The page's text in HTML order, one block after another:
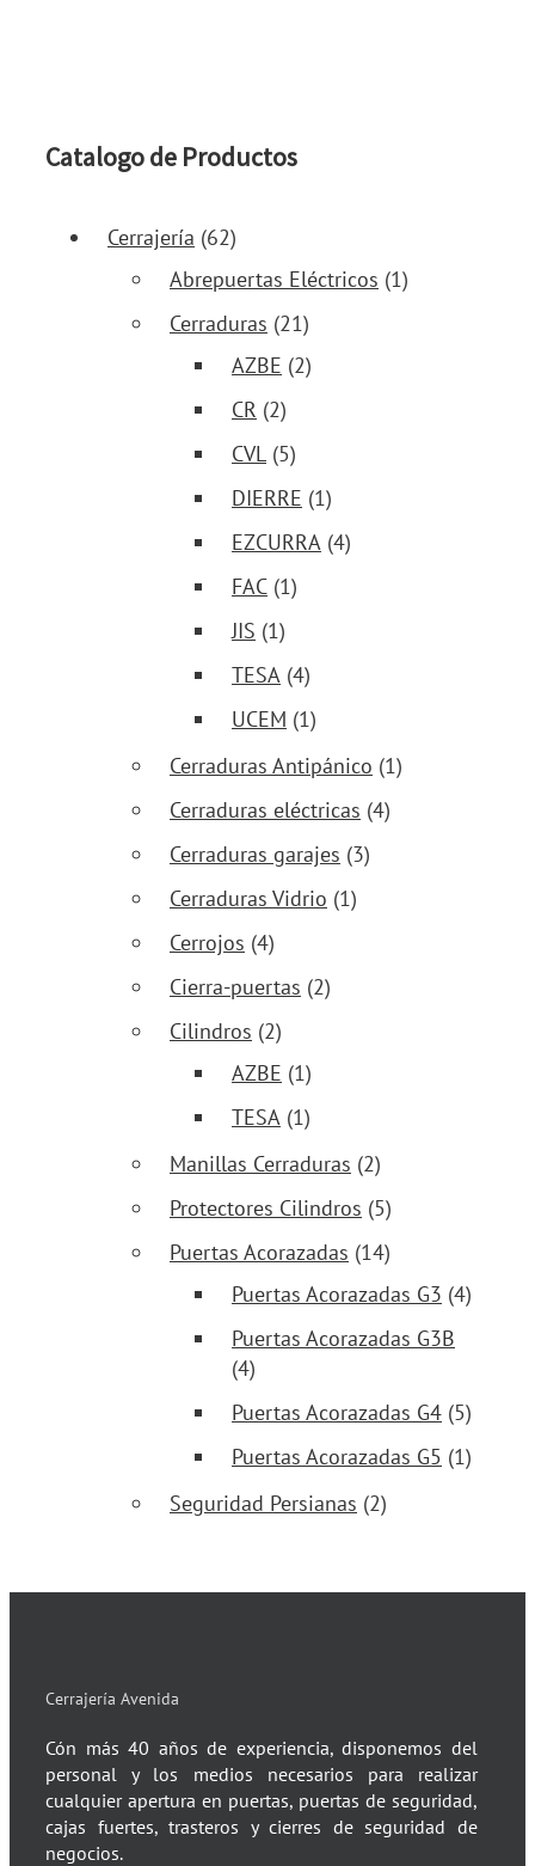
Catalogo de Productos
Cerrajería (62)
Abrepuertas Eléctricos (1)
Cerraduras (21)
AZBE (2)
CR (2)
CVL (5)
DIERRE (1)
EZCURRA (4)
FAC (1)
JIS (1)
TESA (4)
UCEM (1)
Cerraduras Antipánico (1)
Cerraduras eléctricas (4)
Cerraduras garajes (3)
Cerraduras Vidrio (1)
Cerrojos (4)
Cierra-puertas (2)
Cilindros (2)
AZBE (1)
TESA (1)
Manillas Cerraduras (2)
Protectores Cilindros (5)
Puertas Acorazadas (14)
Puertas Acorazadas G3 (4)
Puertas Acorazadas G3B
(4)
Puertas Acorazadas G4 (5)
Puertas Acorazadas G5 (1)
Seguridad Persianas (2)
Cerrajería Avenida
Cón más 40 años de experiencia, disponemos del
personal y los medios necesarios para realizar
cualquier apertura en puertas, puertas de seguridad,
cajas fuertes, trasteros y cierres de seguridad de
negocios.